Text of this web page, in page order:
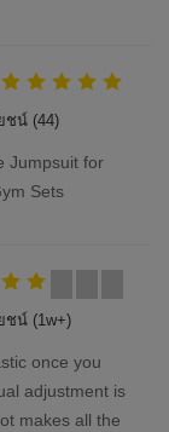
ชน์ (44)
Jumpsuit for
Sets
ชน์ (1w+)
once you
adjustment is
makes all the